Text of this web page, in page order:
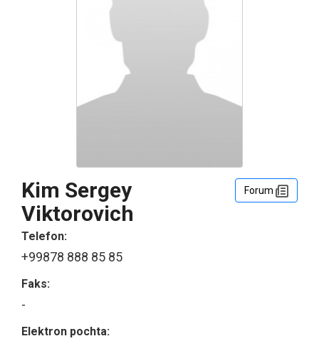
Forum
Kim Sergey
Viktorovich
Telefon:
+99878 888 85 85
Faks:
-
Elektron pochta: